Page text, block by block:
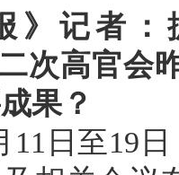
》记者
次高官会
果？
11日至19